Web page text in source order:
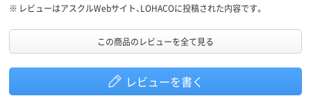
※ レビューはアスクルWebサイト、LOHACOに投稿された内容です。
この商品のレビューを全て見る
レビューを書く